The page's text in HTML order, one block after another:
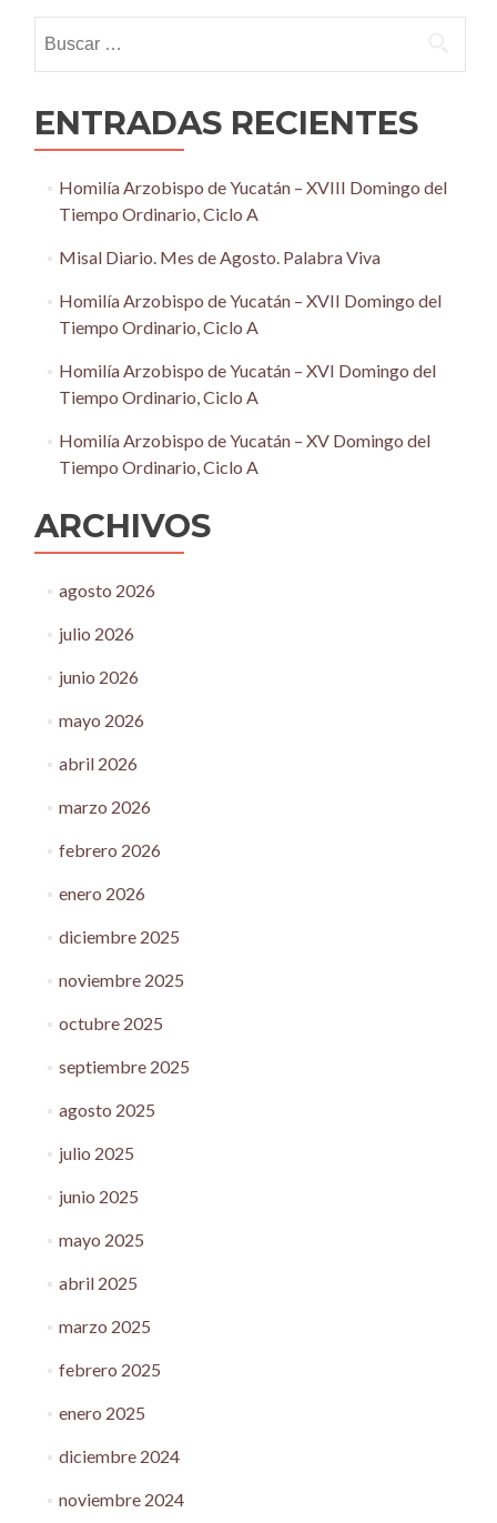
ENTRADAS RECIENTES
Homilía Arzobispo de Yucatán – XVIII Domingo del
Tiempo Ordinario, Ciclo A
Misal Diario. Mes de Agosto. Palabra Viva
Homilía Arzobispo de Yucatán – XVII Domingo del
Tiempo Ordinario, Ciclo A
Homilía Arzobispo de Yucatán – XVI Domingo del
Tiempo Ordinario, Ciclo A
Homilía Arzobispo de Yucatán – XV Domingo del
Tiempo Ordinario, Ciclo A
ARCHIVOS
agosto 2026
julio 2026
junio 2026
mayo 2026
abril 2026
marzo 2026
febrero 2026
enero 2026
diciembre 2025
noviembre 2025
octubre 2025
septiembre 2025
agosto 2025
julio 2025
junio 2025
mayo 2025
abril 2025
marzo 2025
febrero 2025
enero 2025
diciembre 2024
noviembre 2024